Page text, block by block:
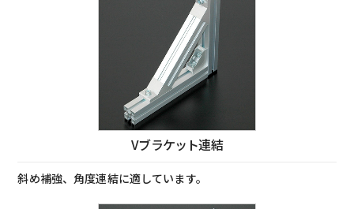
Vブラケット連結
斜め補強、角度連結に適しています。